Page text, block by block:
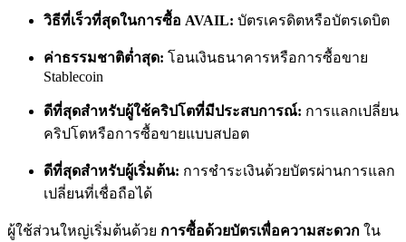
ข้อมูล
การวิเคราะห์ข้อมูลขนาดใหญ่ รวมถึงข้อมูลการค้า ฯลฯ
วิธีที่เร็วที่สุดในการซื้อ AVAIL: บัตรเครดิตหรือบัตรเดบิต
ค่าธรรมชาติต่ำสุด: โอนเงินธนาคารหรือการซื้อขาย
Stablecoin
ดีที่สุดสำหรับผู้ใช้คริปโตที่มีประสบการณ์: การแลกเปลี่ยน
คริปโตหรือการซื้อขายแบบสปอต
ดีที่สุดสำหรับผู้เริ่มต้น: การชำระเงินด้วยบัตรผ่านการแลก
เปลี่ยนที่เชื่อถือได้
ผู้ใช้ส่วนใหญ่เริ่มต้นด้วย การซื้อด้วยบัตรเพื่อความสะดวก ใน